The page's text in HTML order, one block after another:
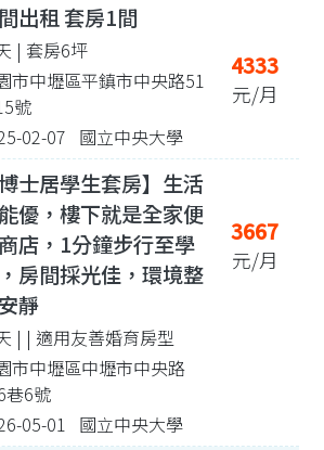
出租 套房1間
| 套房6坪
市中壢區平鎮市中央路51
號
02-07 國立中央大學
4333
元/月
博士居學生套房】生活
優，樓下就是全家便
店，1分鐘步行至學
房間採光佳，環境整
靜
| | 適用友善婚育房型
市中壢區中壢市中央路
巷6號
05-01 國立中央大學
3667
元/月